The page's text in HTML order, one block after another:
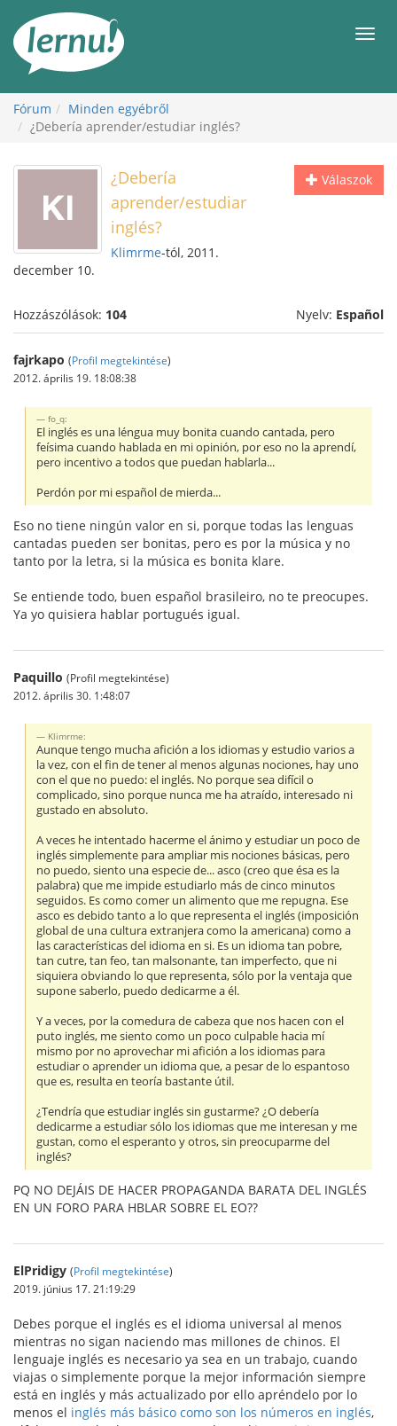
Fórum
Minden egyébről
¿Debería aprender/estudiar inglés?
Válaszok
¿Debería
aprender/estudiar
inglés?
Klimrme-tól, 2011.
december 10.
Hozzászólások: 104 Nyelv: Español
fajrkapo (Profil megtekintése)
2012. április 19. 18:08:38
fo_q:
El inglés es una léngua muy bonita cuando cantada, pero
feísima cuando hablada en mi opinión, por eso no la aprendí,
pero incentivo a todos que puedan hablarla...
Perdón por mi español de mierda...
Eso no tiene ningún valor en si, porque todas las lenguas
cantadas pueden ser bonitas, pero es por la música y no
tanto por la letra, si la música es bonita klare.
Se entiende todo, buen español brasileiro, no te preocupes.
Ya yo quisiera hablar portugués igual.
Paquillo (Profil megtekintése)
2012. április 30. 1:48:07
Klimrme:
Aunque tengo mucha afición a los idiomas y estudio varios a
la vez, con el fin de tener al menos algunas nociones, hay uno
con el que no puedo: el inglés. No porque sea difícil o
complicado, sino porque nunca me ha atraído, interesado ni
gustado en absoluto.
A veces he intentado hacerme el ánimo y estudiar un poco de
inglés simplemente para ampliar mis nociones básicas, pero
no puedo, siento una especie de... asco (creo que ésa es la
palabra) que me impide estudiarlo más de cinco minutos
seguidos. Es como comer un alimento que me repugna. Ese
asco es debido tanto a lo que representa el inglés (imposición
global de una cultura extranjera como la americana) como a
las características del idioma en si. Es un idioma tan pobre,
tan cutre, tan feo, tan malsonante, tan imperfecto, que ni
siquiera obviando lo que representa, sólo por la ventaja que
supone saberlo, puedo dedicarme a él.
Y a veces, por la comedura de cabeza que nos hacen con el
puto inglés, me siento como un poco culpable hacia mí
mismo por no aprovechar mi afición a los idiomas para
estudiar o aprender un idioma que, a pesar de lo espantoso
que es, resulta en teoría bastante útil.
¿Tendría que estudiar inglés sin gustarme? ¿O debería
dedicarme a estudiar sólo los idiomas que me interesan y me
gustan, como el esperanto y otros, sin preocuparme del
inglés?
PQ NO DEJÁIS DE HACER PROPAGANDA BARATA DEL INGLÉS
EN UN FORO PARA HBLAR SOBRE EL EO??
ElPridigy (Profil megtekintése)
2019. június 17. 21:19:29
Debes porque el inglés es el idioma universal al menos
mientras no sigan naciendo mas millones de chinos. El
lenguaje inglés es necesario ya sea en un trabajo, cuando
viajas o simplemente porque la mejor información siempre
está en inglés y más actualizado por ello apréndelo por lo
menos el inglés más básico como son los números en inglés,